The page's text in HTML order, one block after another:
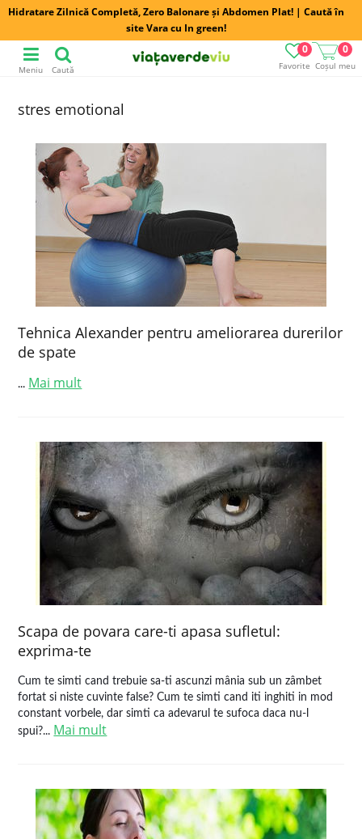
Hidratare Zilnică Completă, Zero Balonare și Abdomen Plat! | Caută în
site Vara cu In green!
Favorite
0
Coșul meu
0
Meniu Caută
stres emotional
Tehnica Alexander pentru ameliorarea durerilor
de spate
... Mai mult
Scapa de povara care-ti apasa sufletul:
exprima-te
Cum te simti cand trebuie sa-ti ascunzi mânia sub un zâmbet
fortat si niste cuvinte false? Cum te simti cand iti inghiti in mod
constant vorbele, dar simti ca adevarul te sufoca daca nu-l
spui?... Mai mult